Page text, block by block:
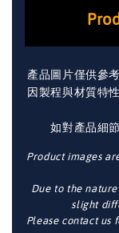
產品圖片僅供參
因製程與材質特
如對產品細
Product images
Due to the
slight
Please contact us